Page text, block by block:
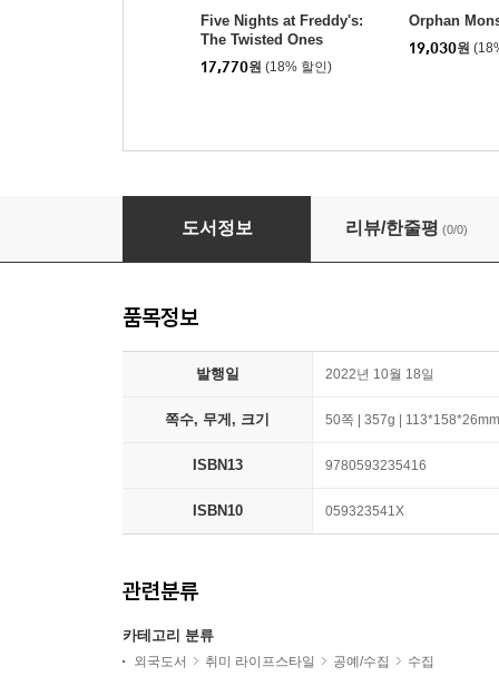
Five Nights at Freddy's:
The Twisted Ones
17,770원 (18% 할인)
Orphan
19,030원
Ex Libris: 50 Postcards 미치코 가쿠타니 서평
도서정보 리뷰/한줄평 (0/0)
품목정보
발행일 2022년 10월 18일
쪽수, 무게, 크기 50쪽 | 357g | 113*158*26mm
ISBN13 9780593235416
ISBN10 059323541X
관련분류
카테고리 분류
외국도서 취미 라이프스타일 공예/수집 수집